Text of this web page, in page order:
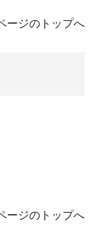
ージのトップへ
ージのトップへ